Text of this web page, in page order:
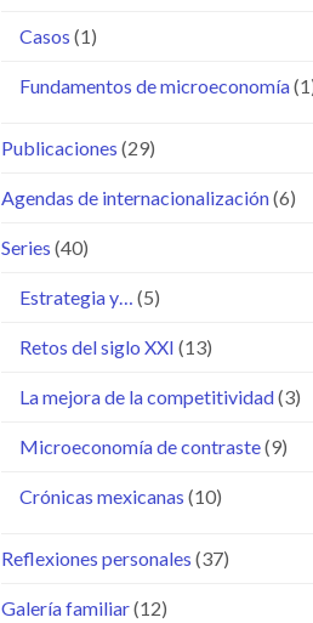
Casos (1)
Fundamentos de microeconomía
Publicaciones (29)
Agendas de internacionalización(6)
Series (40)
Estrategia y… (5)
Retos del siglo XXI (13)
La mejora de la competitividad(3)
Microeconomía de contraste(9)
Crónicas mexicanas (10)
Reflexiones personales (37)
Galería familiar(12)